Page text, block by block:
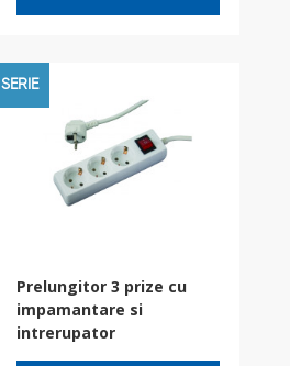
SERIE
Prelungitor 3 prize cu
impamantare si
intrerupator